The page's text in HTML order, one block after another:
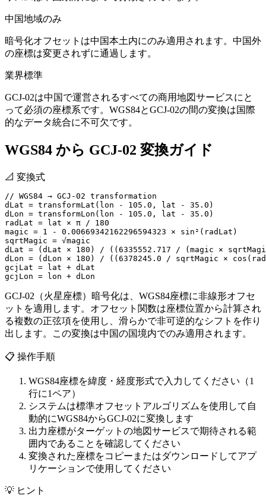
中国地域のみ
暗号化オフセットは中国本土内にのみ適用されます。中国外
の座標は変更されずに通過します。
業界標準
GCJ-02は中国で運営されるすべての商用地図サービスにと
って必須の座標系です。WGS84とGCJ-02の間の変換は国際
的なデータ統合に不可欠です。
WGS84 から GCJ-02 変換ガイド
📐 変換式
// WGS84 → GCJ-02 transformation
dLat = transformLat(lon - 105.0, lat - 35.0)
dLon = transformLon(lon - 105.0, lat - 35.0)
radLat = lat × π / 180
magic = 1 - 0.00669342162296594323 × sin²(radLat)
sqrtMagic = √magic
dLat = (dLat × 180) / ((6335552.717 / (magic ×
dLon = (dLon × 180) / ((6378245.0 / sqrtMagic ×
gcjLat = lat + dLat
gcjLon = lon + dLon
GCJ-02（火星座標）暗号化は、WGS84座標に非線形オフセ
ットを適用します。オフセット関数は座標位置から計算され
る複数の正弦項を使用し、滑らかで非可逆的なシフトを作り
出します。この変換は中国の国境内でのみ適用されます。
📋 操作手順
WGS84座標を緯度・経度形式で入力してください（1
行に1ペア）
システムは標準オフセットアルゴリズムを使用して自
動的にWGS84からGCJ-02に変換します
出力座標がターゲットの地図サービスで期待される範
囲内であることを確認してください
変換された座標をコピーまたはダウンロードしてアプ
リケーションで使用してください
💡 ヒント